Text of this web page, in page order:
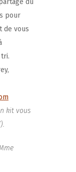
pour
de vous
kit vous